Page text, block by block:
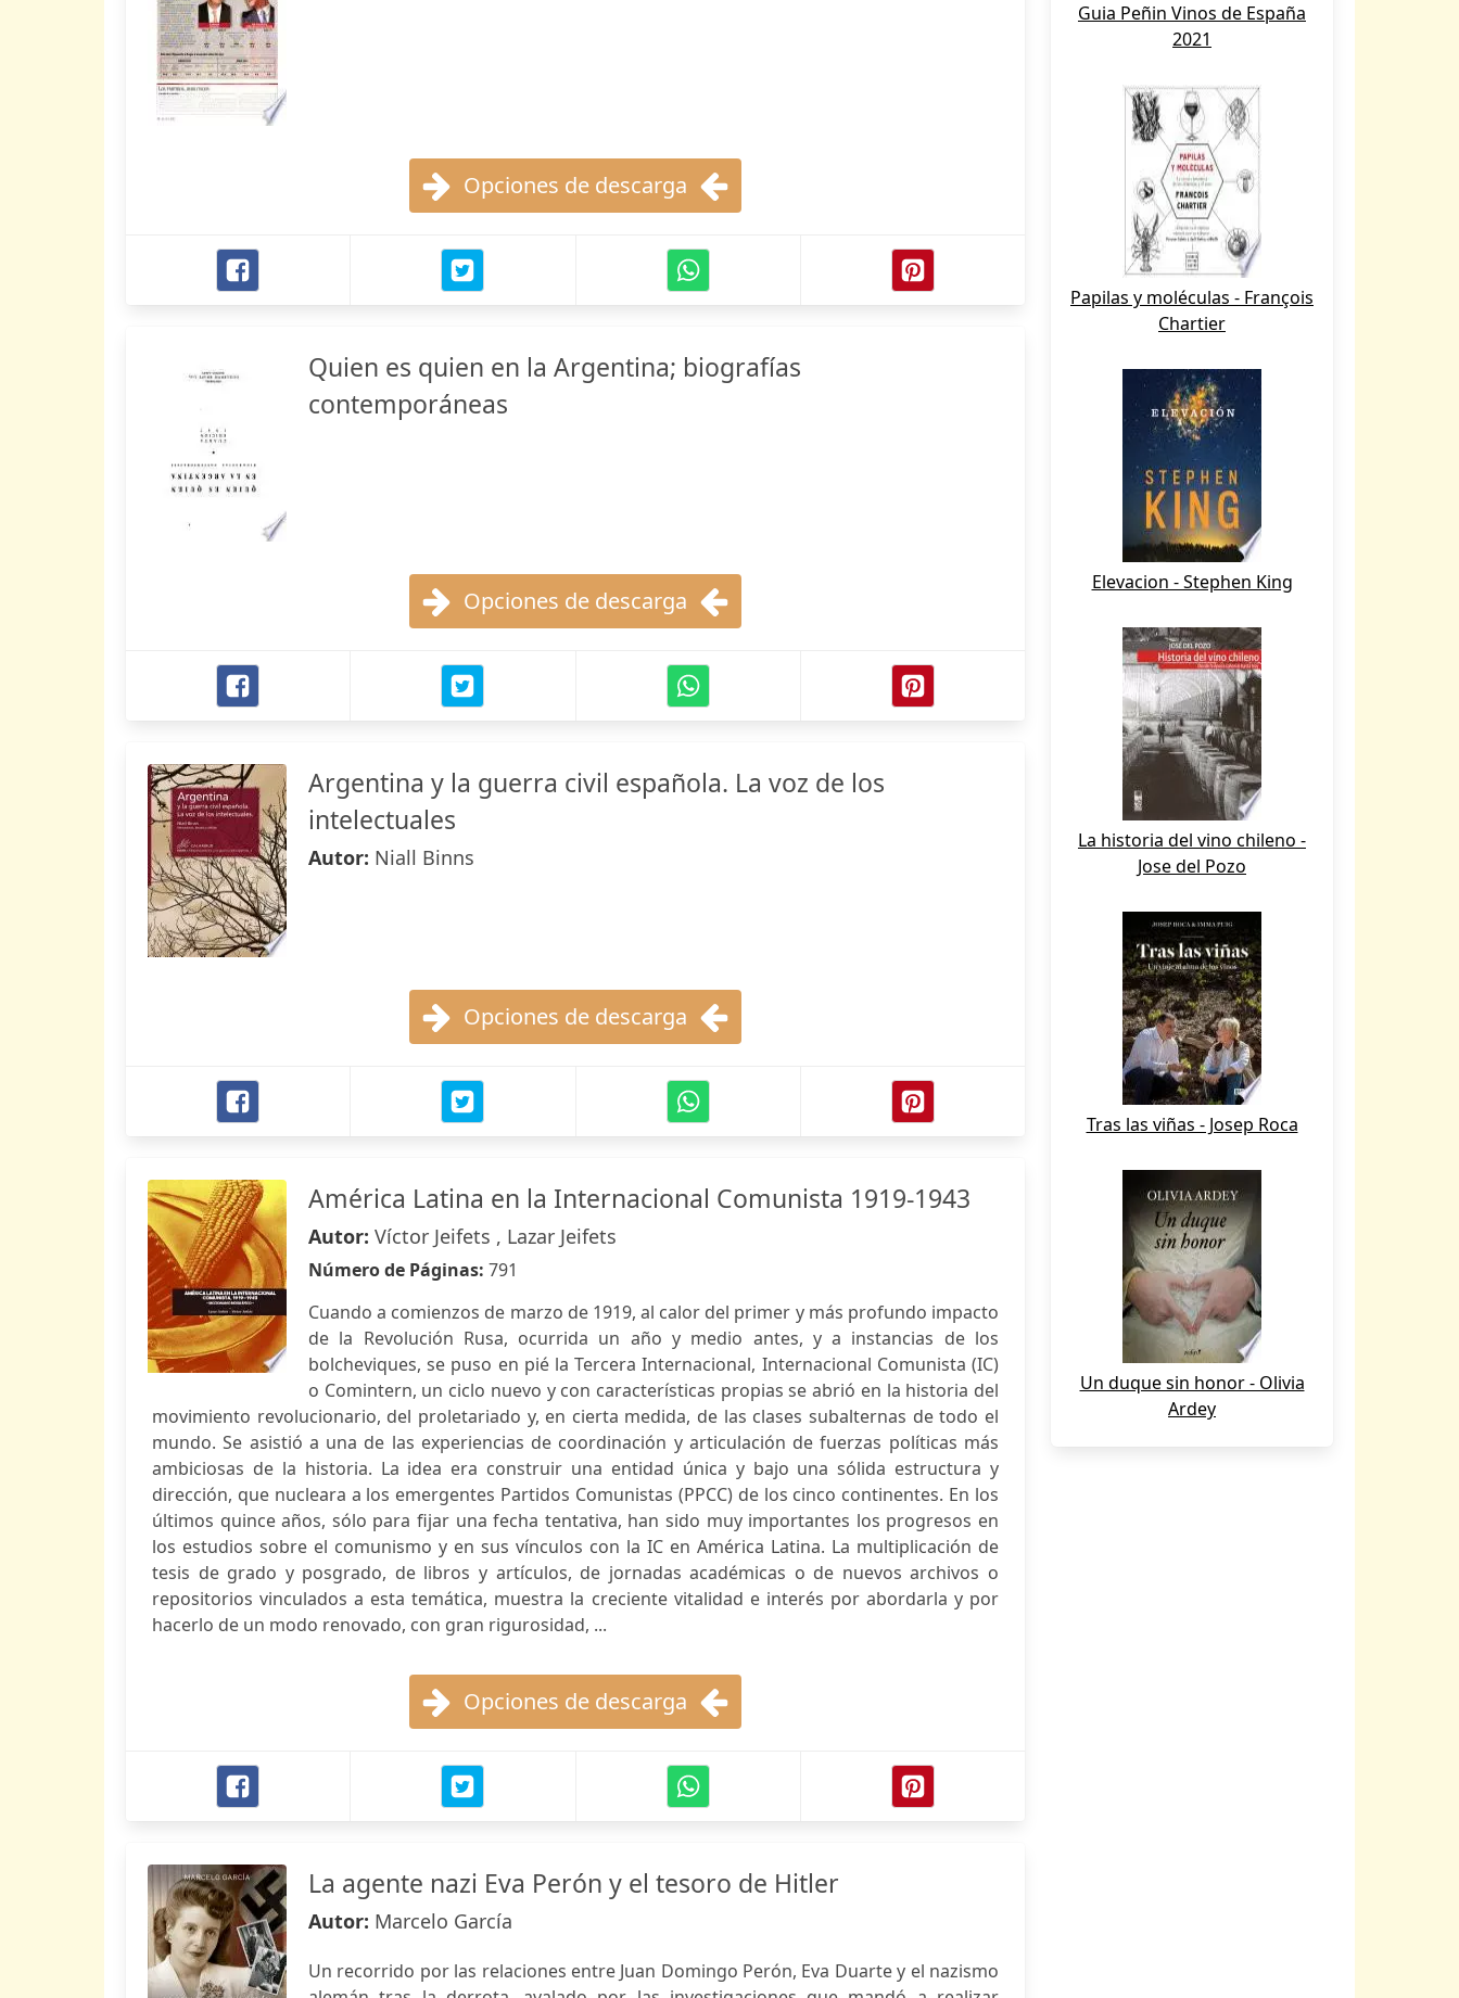
Opciones de descarga
Quien es quien en la Argentina; biografías
contemporáneas
Opciones de descarga
Argentina y la guerra civil española. La voz de los
intelectuales
Autor: Niall Binns
Opciones de descarga
América Latina en la Internacional Comunista 1919-1943
Autor: Víctor Jeifets , Lazar Jeifets
Número de Páginas: 791
Cuando a comienzos de marzo de 1919, al calor del primer y más profundo impacto
de la Revolución Rusa, ocurrida un año y medio antes, y a instancias de los
bolcheviques, se puso en pié la Tercera Internacional, Internacional Comunista (IC)
o Comintern, un ciclo nuevo y con características propias se abrió en la historia del
movimiento revolucionario, del proletariado y, en cierta medida, de las clases subalternas de todo el
mundo. Se asistió a una de las experiencias de coordinación y articulación de fuerzas políticas más
ambiciosas de la historia. La idea era construir una entidad única y bajo una sólida estructura y
dirección, que nucleara a los emergentes Partidos Comunistas (PPCC) de los cinco continentes. En los
últimos quince años, sólo para fijar una fecha tentativa, han sido muy importantes los progresos en
los estudios sobre el comunismo y en sus vínculos con la IC en América Latina. La multiplicación de
tesis de grado y posgrado, de libros y artículos, de jornadas académicas o de nuevos archivos o
repositorios vinculados a esta temática, muestra la creciente vitalidad e interés por abordarla y por
hacerlo de un modo renovado, con gran rigurosidad, ...
Opciones de descarga
La agente nazi Eva Perón y el tesoro de Hitler
Autor: Marcelo García
Un recorrido por las relaciones entre Juan Domingo Perón, Eva Duarte y el nazismo
Guia Peñin Vinos de España
2021
Papilas y moléculas - François
Chartier
Elevacion - Stephen King
La historia del vino chileno -
Jose del Pozo
Tras las viñas - Josep Roca
Un duque sin honor - Olivia
Ardey